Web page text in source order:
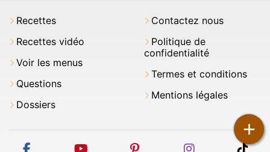
+
Recettes
Recettes vidéo
Voir les menus
Questions
Dossiers
Contactez nous
Politique de
confidentialité
Termes et conditions
Mentions légales
facebook youtube pinterest instagram